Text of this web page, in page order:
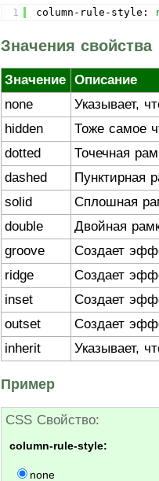
1 column-rule-style:
Значения свойства
Значение Описание
none
Указывает,
hidden
Тоже самое
dotted
Точечная
dashed
Пунктирная
solid
Сплошная
double
Двойная
groove
Создает
ridge
Создает
inset
Создает
outset
Создает
inherit
Указывает,
Пример
CSS Свойство:
column-rule-style:
none